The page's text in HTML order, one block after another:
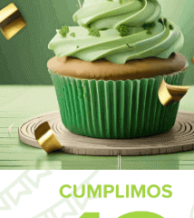
Cll Pte, y 61 Av Nte, #3206,
Centro
+503 6986 1402
+503 7687 3923